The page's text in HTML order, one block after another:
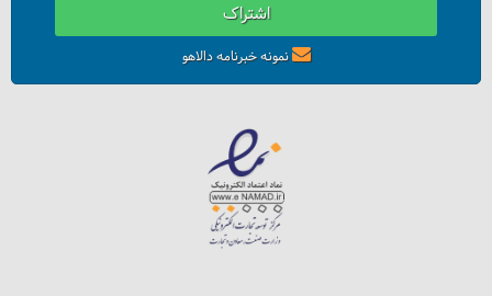
آبگرم و اسکی در سرعین
اشتراک
نمونه خبرنامه دالاهو